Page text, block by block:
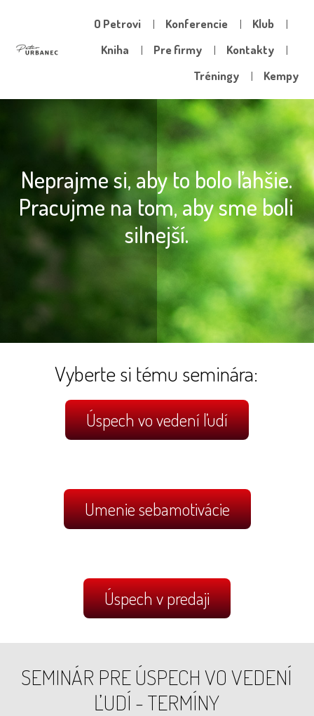
O Petrovi Konferencie
Klub
Kniha
Pre firmy
Kontakty
Tréningy
Kempy
Neprajme si, aby to bolo ľahšie.
Pracujme na tom, aby sme boli
silnejší.
Vyberte si tému seminára:
Úspech vo vedení ľudí
Umenie sebamotivácie
Úspech v predaji
SEMINÁR PRE ÚSPECH VO VEDENÍ
ĽUDÍ - TERMÍNY